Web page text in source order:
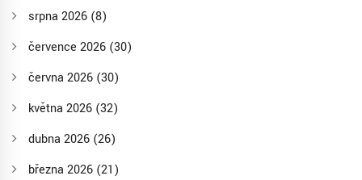
srpna 2026 (8)
července 2026 (30)
června 2026 (30)
května 2026 (32)
dubna 2026 (26)
března 2026 (21)